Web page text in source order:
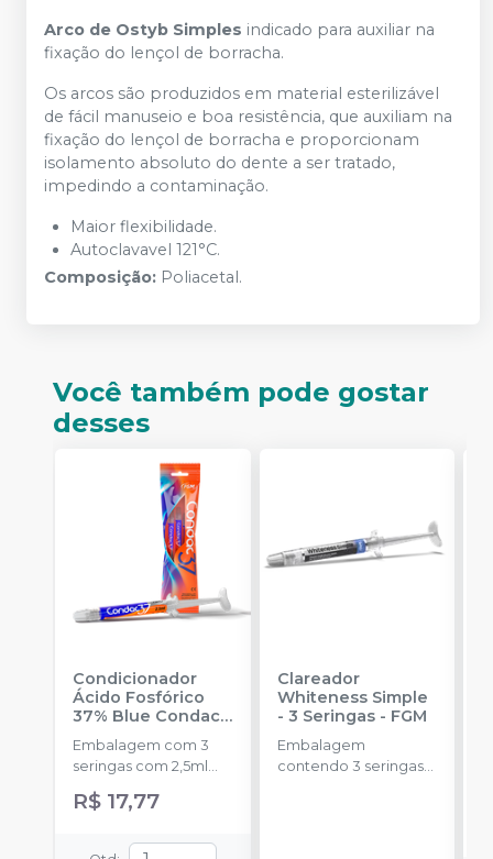
Arco de Ostyb Simples indicado para auxiliar na
fixação do lençol de borracha.
Os arcos são produzidos em material esterilizável
de fácil manuseio e boa resistência, que auxiliam na
fixação do lençol de borracha e proporcionam
isolamento absoluto do dente a ser tratado,
impedindo a contaminação.
Maior flexibilidade.
Autoclavavel 121°C.
Composição: Poliacetal.
Você também pode gostar
desses
Condicionador
Ácido Fosfórico
37% Blue Condac-
FGM
Embalagem com 3
seringas com 2,5ml
ponteiras para
R$ 17,77
Clareador
Whiteness Simple
- 3 Seringas- FGM
Embalagem
contendo 3 seringas